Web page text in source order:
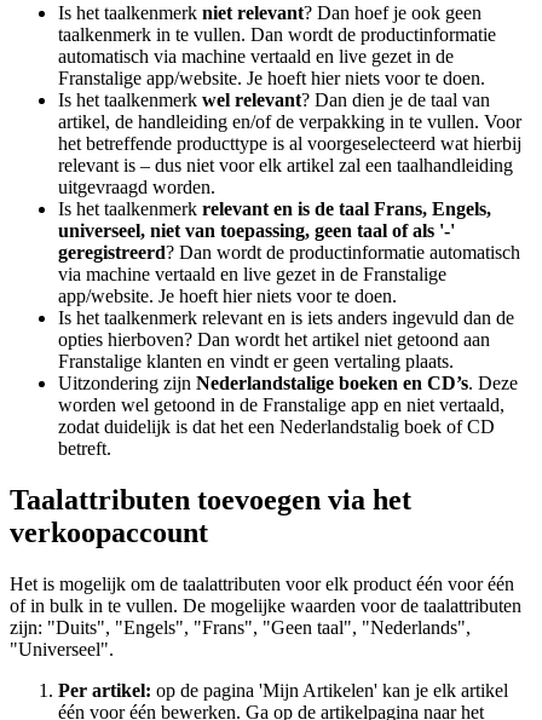
Is het taalkenmerk niet relevant? Dan hoef je ook geen
taalkenmerk in te vullen. Dan wordt de productinformatie
automatisch via machine vertaald en live gezet in de
Franstalige app/website. Je hoeft hier niets voor te doen.
Is het taalkenmerk wel relevant? Dan dien je de taal van
artikel, de handleiding en/of de verpakking in te vullen. Voor
het betreffende producttype is al voorgeselecteerd wat hierbij
relevant is – dus niet voor elk artikel zal een taalhandleiding
uitgevraagd worden.
Is het taalkenmerk relevant en is de taal Frans, Engels,
universeel, niet van toepassing, geen taal of als '-'
geregistreerd? Dan wordt de productinformatie automatisch
via machine vertaald en live gezet in de Franstalige
app/website. Je hoeft hier niets voor te doen.
Is het taalkenmerk relevant en is iets anders ingevuld dan de
opties hierboven? Dan wordt het artikel niet getoond aan
Franstalige klanten en vindt er geen vertaling plaats.
Uitzondering zijn Nederlandstalige boeken en CD’s. Deze
worden wel getoond in de Franstalige app en niet vertaald,
zodat duidelijk is dat het een Nederlandstalig boek of CD
betreft.
Taalattributen toevoegen via het
verkoopaccount
Het is mogelijk om de taalattributen voor elk product één voor één
of in bulk in te vullen. De mogelijke waarden voor de taalattributen
zijn: "Duits", "Engels", "Frans", "Geen taal", "Nederlands",
"Universeel".
Per artikel: op de pagina 'Mijn Artikelen' kan je elk artikel
één voor één bewerken. Ga op de artikelpagina naar het